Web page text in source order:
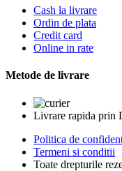
Cash la livrare
Ordin de plata
Credit card
Online in rate
Metode de livrare
Livrare rapida prin
Politica de
Termeni si conditii
Toate drepturile